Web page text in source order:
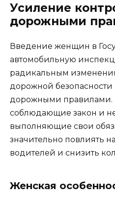
Усиление
дорожными
Введение женщин в
автомобильную
радикальным
дорожной безопасности
дорожными правилами.
соблюдающие закон и
выполняющие свои
значительно повлиять
водителей и снизить
Женская